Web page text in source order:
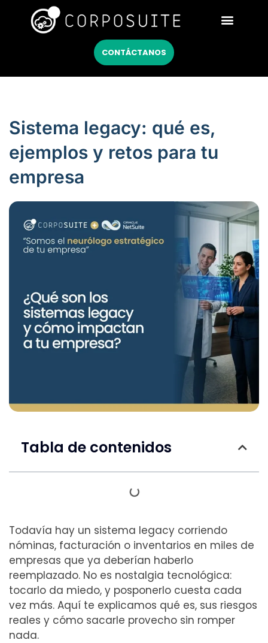
CONTÁCTANOS
Sistema legacy: qué es,
ejemplos y retos para tu
empresa
Tabla de contenidos
Todavía hay un sistema legacy corriendo
nóminas, facturación o inventarios en miles de
empresas que ya deberían haberlo
reemplazado. No es nostalgia tecnológica:
tocarlo da miedo, y posponerlo cuesta cada
vez más. Aquí te explicamos qué es, sus riesgos
reales y cómo sacarle provecho sin romper
nada.